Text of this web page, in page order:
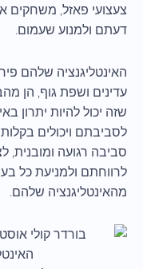
צעצועי פאזל, משחקים
דעתם ולמנוע שעמום.
האינטליגנציה שלהם
עדינים ושפת גוף, הן
שזה יכול להיות יתרון
לסביבתם ויכולים
סביבה רגועה ומובנית,
לרווחתם ולמניעת כל
מהאינטליגנציה שלהם.